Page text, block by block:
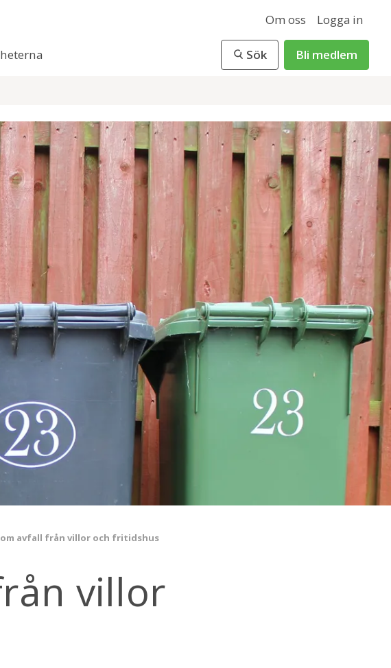
Om oss Logga in
Sök Bli medlem
avfall från villor och fritidshus
villor